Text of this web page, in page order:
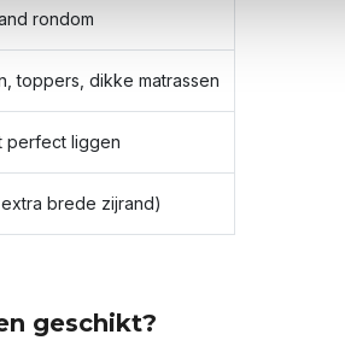
rondom
toppers, dikke matrassen
perfect liggen
brede zijrand)
geschikt?